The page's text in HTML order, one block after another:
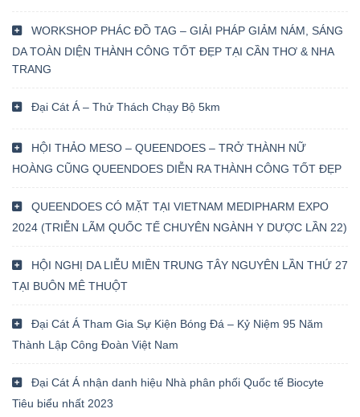
WORKSHOP PHÁC ĐỒ TAG – GIẢI PHÁP GIẢM NÁM, SÁNG
DA TOÀN DIỆN THÀNH CÔNG TỐT ĐẸP TẠI CẦN THƠ & NHA
TRANG
Đại Cát Á – Thử Thách Chạy Bộ 5km
HỘI THẢO MESO – QUEENDOES – TRỞ THÀNH NỮ
HOÀNG CŨNG QUEENDOES DIỄN RA THÀNH CÔNG TỐT ĐẸP
QUEENDOES CÓ MẶT TẠI VIETNAM MEDIPHARM EXPO
2024 (TRIỄN LÃM QUỐC TẾ CHUYÊN NGÀNH Y DƯỢC LẦN 22)
HỘI NGHỊ DA LIỄU MIỀN TRUNG TÂY NGUYÊN LẦN THỨ 27
TẠI BUÔN MÊ THUỘT
Đại Cát Á Tham Gia Sự Kiện Bóng Đá – Kỷ Niệm 95 Năm
Thành Lập Công Đoàn Việt Nam
Đại Cát Á nhận danh hiệu Nhà phân phối Quốc tế Biocyte
Tiêu biểu nhất 2023